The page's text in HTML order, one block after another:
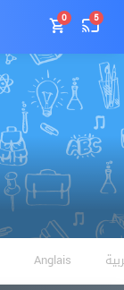
0 5
Anglais